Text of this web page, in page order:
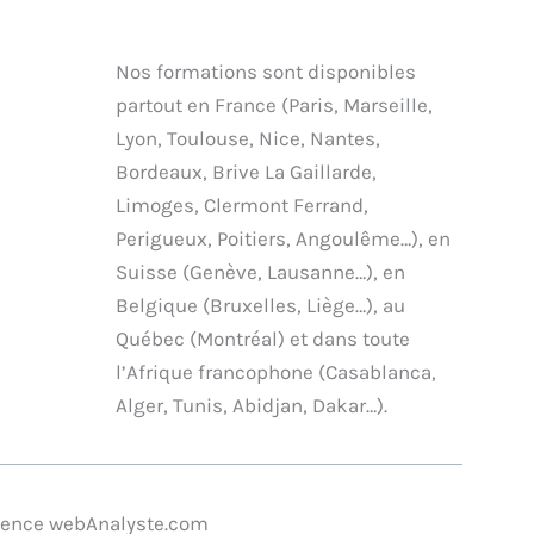
i
t
t
r
e
d
i
n
u
b
e
b
o
Nos formations sont disponibles
partout en France (Paris, Marseille,
Lyon, Toulouse, Nice, Nantes,
Bordeaux, Brive La Gaillarde,
Limoges, Clermont Ferrand,
Perigueux, Poitiers, Angoulême…), en
Suisse (Genève, Lausanne…), en
Belgique (Bruxelles, Liège…), au
Québec (Montréal) et dans toute
l’Afrique francophone (Casablanca,
Alger, Tunis, Abidjan, Dakar…).
webAnalyste.com